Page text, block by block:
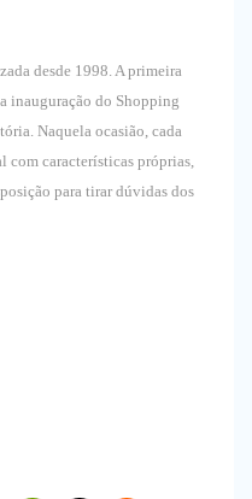
desde 1998. A primeira
inauguração do Shopping
Naquela ocasião, cada
com características próprias,
para tirar dúvidas dos